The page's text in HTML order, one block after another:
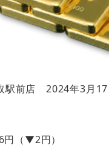
駅前店 2024年3月
（▼2円）